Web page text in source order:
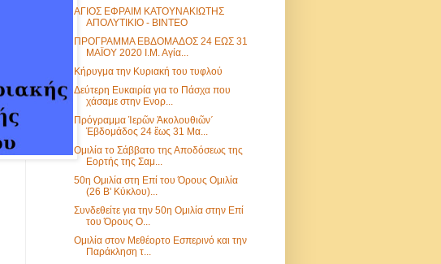
ΑΓΙΟΣ ΕΦΡΑΙΜ ΚΑΤΟΥΝΑΚΙΩΤΗΣ
ΑΠΟΛΥΤΙΚΙΟ - ΒΙΝΤΕΟ
ΠΡΟΓΡΑΜΜΑ ΕΒΔΟΜΑΔΟΣ 24 ΕΩΣ 31
ΜΑΪΟΥ 2020 Ι.Μ. Αγία...
Κήρυγμα την Κυριακή του τυφλού
Δεύτερη Ευκαιρία για το Πάσχα που
χάσαμε στην Ενορ...
Πρόγραμμα Ἱερῶν Ἀκολουθιῶν΄
Ἐβδομάδος 24 ἔως 31 Μα...
Ομιλία το Σάββατο της Αποδόσεως της
Εορτής της Σαμ...
50η Ομιλία στη Επί του Όρους Ομιλία
(26 B' Kύκλου)...
Συνδεθείτε για την 50η Ομιλία στην Επί
του Όρους Ο...
Ομιλία στον Μεθέορτο Εσπερινό και την
Παράκληση τ...